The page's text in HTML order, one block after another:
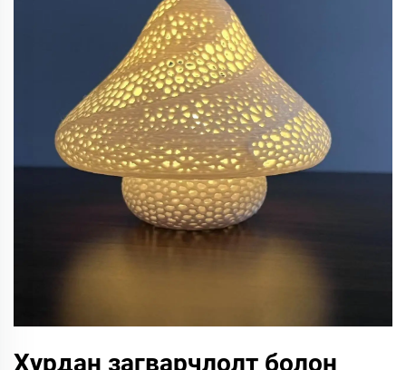
Хурдан загварчлолт болон